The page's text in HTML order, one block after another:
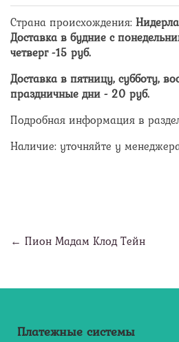
Страна происхождения:
Доставка в будние с
четверг -15 руб.
Доставка в пятницу, субботу,
праздничные дни - 20 руб.
Подробная информация в
Наличие: уточняйте у
← Пион Мадам Клод Тейн
Платежные системы